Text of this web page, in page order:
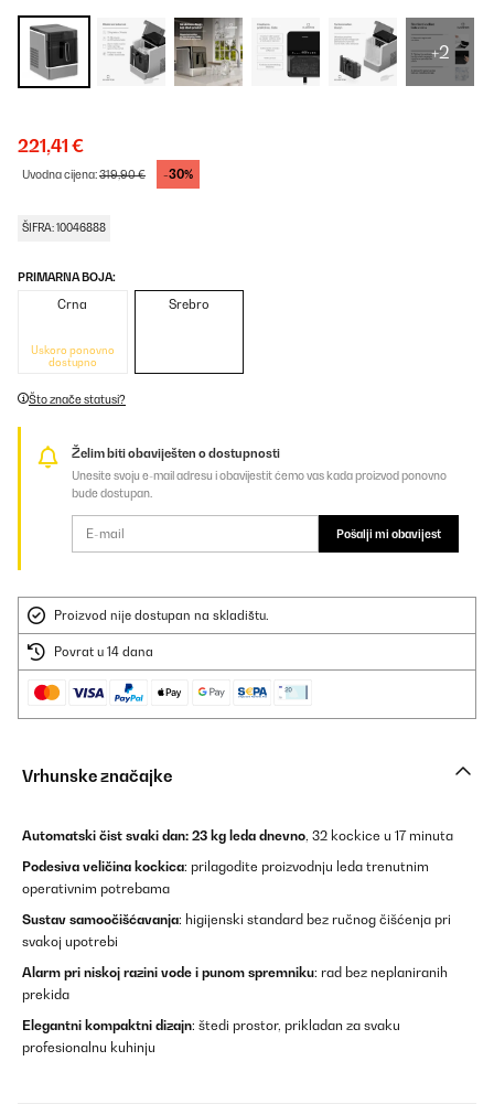
+2
221,41 €
Uvodna cijena:319,90 € -30%
ŠIFRA: 10046888
PRIMARNA BOJA:
Crna
Uskoro ponovno
dostupno
Srebro
Što znače statusi?
Želim biti obaviješten o dostupnosti
Unesite svoju e-mail adresu i obavijestit ćemo vas kada proizvod ponovno
bude dostupan.
Pošalji mi obavijest
Proizvod nije dostupan na skladištu.
Povrat u 14 dana
Vrhunske značajke
Automatski čist svaki dan: 23 kg leda dnevno, 32 kockice u 17 minuta
Podesiva veličina kockica: prilagodite proizvodnju leda trenutnim
operativnim potrebama
Sustav samoočišćavanja: higijenski standard bez ručnog čišćenja pri
svakoj upotrebi
Alarm pri niskoj razini vode i punom spremniku: rad bez neplaniranih
prekida
Elegantni kompaktni dizajn: štedi prostor, prikladan za svaku
profesionalnu kuhinju